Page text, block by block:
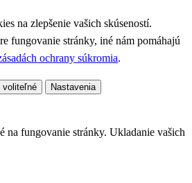
na zlepšenie vašich skúseností.
fungovanie stránky, iné nám pomáhajú
ochrany súkromia.
voliteľné Nastavenia
na fungovanie stránky. Ukladanie vašich